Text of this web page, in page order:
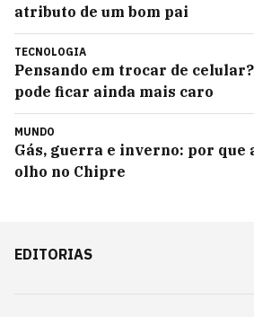
atributo de um bom pai
TECNOLOGIA
Pensando em trocar de
pode ficar ainda mais caro
MUNDO
Gás, guerra e inverno: por que
olho no Chipre
EDITORIAS